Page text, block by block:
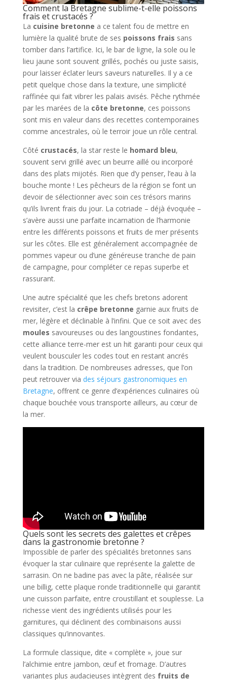
Comment la Bretagne sublime-t-elle poissons
frais et crustacés ?
La cuisine bretonne a ce talent fou de mettre en
lumière la qualité brute de ses poissons frais sans
tomber dans l’artifice. Ici, le bar de ligne, la sole ou le
lieu jaune sont souvent grillés, pochés ou juste saisis,
pour laisser éclater leurs saveurs naturelles. Il y a ce
petit quelque chose dans la texture, une simplicité
raffinée qui fait vibrer les palais avisés. Pêche rythmée
par les marées de la côte bretonne, ces poissons
sont mis en valeur dans des recettes contemporaines
comme ancestrales, où le terroir joue un rôle central.
Côté crustacés, la star reste le homard bleu,
souvent servi grillé avec un beurre aillé ou incorporé
dans des plats mijotés. Rien que d’y penser, l’eau à la
bouche monte ! Les pêcheurs de la région se font un
devoir de sélectionner avec soin ces trésors marins
qu’ils livrent frais du jour. La cotriade – déjà évoquée –
s’avère aussi une parfaite incarnation de l’harmonie
entre les différents poissons et fruits de mer présents
sur les côtes. Elle est généralement accompagnée de
pommes vapeur ou d’une généreuse tranche de pain
de campagne, pour compléter ce repas superbe et
rassurant.
Une autre spécialité que les chefs bretons adorent
revisiter, c’est la crêpe bretonne garnie aux fruits de
mer, légère et déclinable à l’infini. Que ce soit avec des
moules savoureuses ou des langoustines fondantes,
cette alliance terre-mer est un hit garanti pour ceux qui
veulent bousculer les codes tout en restant ancrés
dans la tradition. De nombreuses adresses, que l’on
peut retrouver via des séjours gastronomiques en
Bretagne, offrent ce genre d’expériences culinaires où
chaque bouchée vous transporte ailleurs, au cœur de
la mer.
Quels sont les secrets des galettes et crêpes
dans la gastronomie bretonne ?
Impossible de parler des spécialités bretonnes sans
évoquer la star culinaire que représente la galette de
sarrasin. On ne badine pas avec la pâte, réalisée sur
une billig, cette plaque ronde traditionnelle qui garantit
une cuisson parfaite, entre croustillant et souplesse. La
richesse vient des ingrédients utilisés pour les
garnitures, qui déclinent des combinaisons aussi
classiques qu’innovantes.
La formule classique, dite « complète », joue sur
l’alchimie entre jambon, œuf et fromage. D’autres
variantes plus audacieuses intègrent des fruits de